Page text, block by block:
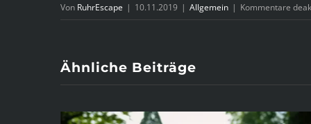
Von RuhrEscape | 10.11.2019 | Allgemein | Kommentare
Ähnliche Beiträge